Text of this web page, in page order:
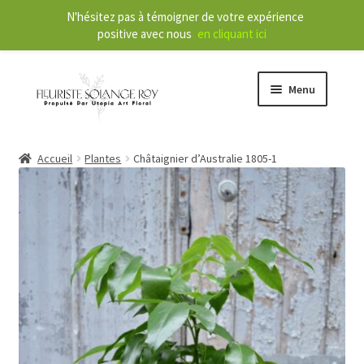
Menu
v
i
r
l
e
e
Services
O
u
v
r
i
l
e
À propos
Nouvelles
Accueil Plantes Châtaignier d’Australie 1805-1
N'hésitez pas à témoigner de votre expérience
positive avec nous en cliquant ici